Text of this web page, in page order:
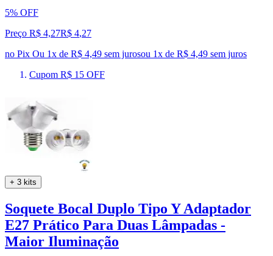
5% OFF
Preço R$ 4,27R$ 4,27
no Pix Ou 1x de R$ 4,49 sem jurosou 1x de R$ 4,49 sem juros
Cupom R$ 15 OFF
+ 3 kits
Soquete Bocal Duplo Tipo Y Adaptador
E27 Prático Para Duas Lâmpadas -
Maior Iluminação